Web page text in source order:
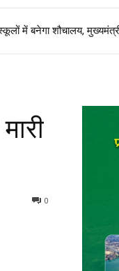
कौन?”
में बनेगा शौचालय, मुख्यमंत्री...
0